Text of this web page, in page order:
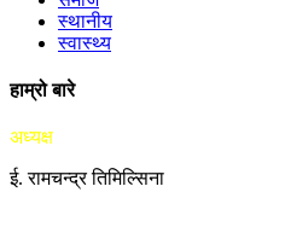
स्थानीय
स्वास्थ्य
हाम्रो बारे
अध्यक्ष
ई. रामचन्द्र तिमिल्सिना